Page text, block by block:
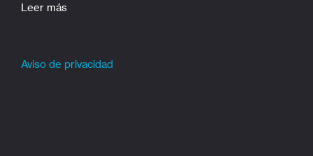
Leer más
Aviso de privacidad